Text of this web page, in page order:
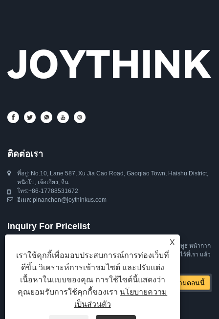
ติดต่อเรา
ที่อยู่: No.10, Lane 587, Xu Jia Cao Road, Gaoqiao Town, Haishu District,
หนิงโป, เจ้อเจียง, จีน
โทร:+86-17788531672
อีเมล: pinanchen@joythinkus.com
Inquiry For Pricelist
หากมีข้อสงสัยเกี่ยวกับหูฟังสำหรับนอนหลับ หน้ากากนอนหลับพร้อมบลูทูธ หน้ากาก
ปิดตาบลูทูธสำหรับนอนหลับ หรือรายการราคา โปรดฝากอีเมลของคุณไว้ที่เรา แล้ว
เราจะติดต่อกลับภายใน 24 ชั่วโมง
X
เราใช้คุกกี้เพื่อมอบประสบการณ์การท่องเว็บที่
ดีขึ้น วิเคราะห์การเข้าชมไซต์ และปรับแต่ง
เนื้อหาในแบบของคุณ การใช้ไซต์นี้แสดงว่า
คุณยอมรับการใช้คุกกี้ของเรา นโยบายความ
เป็นส่วนตัว